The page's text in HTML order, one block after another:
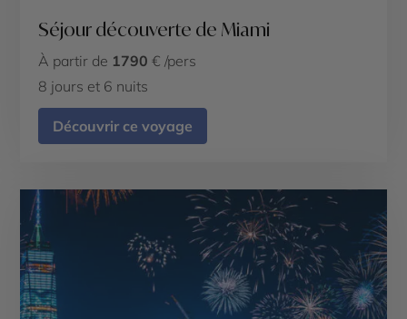
Séjour découverte de Miami
À partir de 1790 € /pers
8 jours et 6 nuits
Découvrir ce voyage